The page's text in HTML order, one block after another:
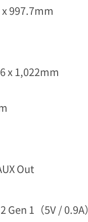
x 997.7mm
x 1,022mm
Out
1（5V / 0.9A）